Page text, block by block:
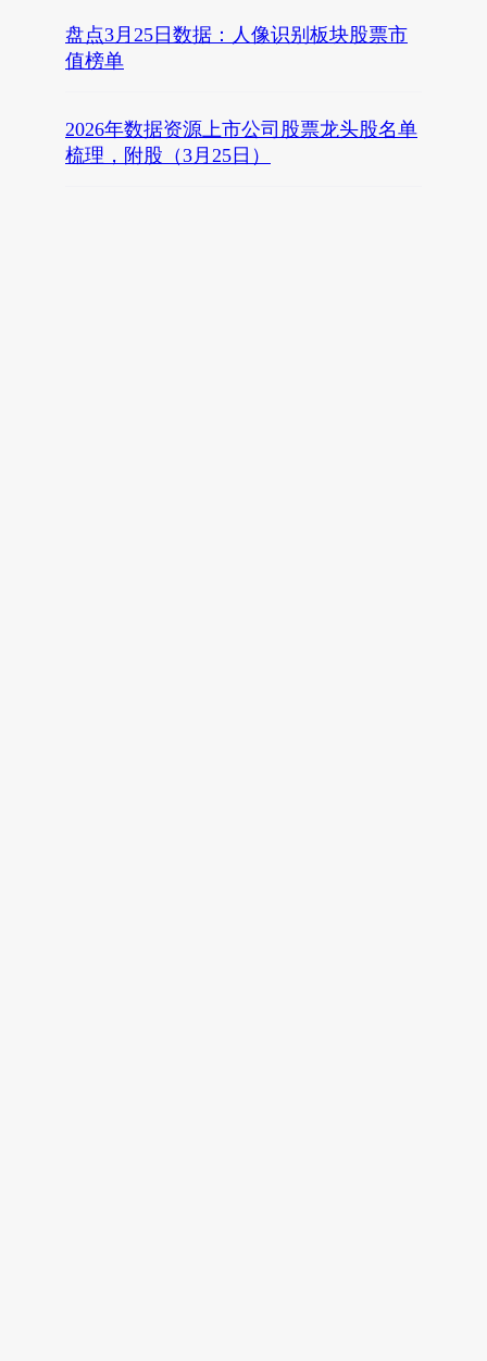
盘点3月25日数据：人像识别板块股票市
值榜单
2026年数据资源上市公司股票龙头股名单
梳理，附股（3月25日）